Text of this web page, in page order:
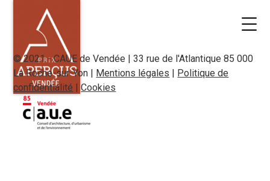
© 2021 - CAUE de Vendée | 33 rue de l'Atlantique 85 000
La Roche-sur-Yon | Mentions légales | Politique de
confidentialité |Cookies